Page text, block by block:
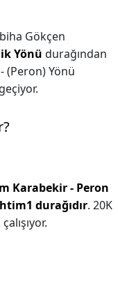
Gökçen
Yönü durağından
(Peron) Yönü
Karabekir - Peron
durağıdır. 20K